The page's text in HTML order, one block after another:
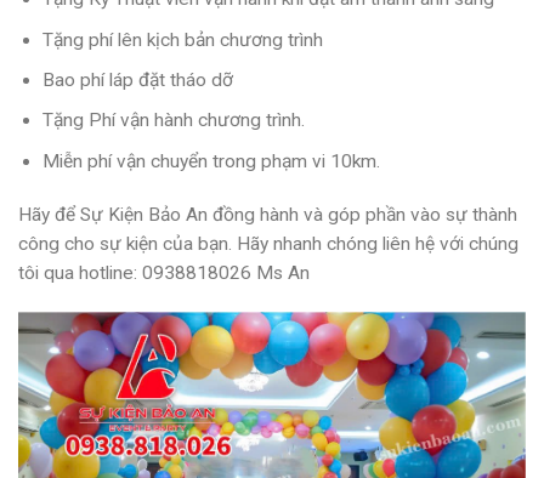
Tặng phí lên kịch bản chương trình
Bao phí láp đặt tháo dỡ
Tặng Phí vận hành chương trình.
Miễn phí vận chuyển trong phạm vi 10km.
Hãy để Sự Kiện Bảo An đồng hành và góp phần vào sự thành
công cho sự kiện của bạn. Hãy nhanh chóng liên hệ với chúng
tôi qua hotline: 0938818026 Ms An